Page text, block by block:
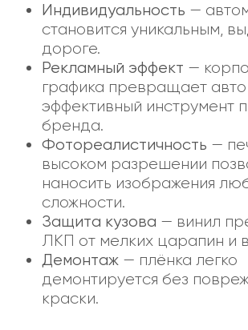
Индивидуальность —
становится уникальным,
дороге.
Рекламный эффект —
графика превращает авто
эффективный инструмент
бренда.
Фотореалистичность —
высоком разрешении
наносить изображения
сложности.
Защита кузова — винил
ЛКП от мелких царапин и
Демонтаж — плёнка легко
демонтируется без
краски.